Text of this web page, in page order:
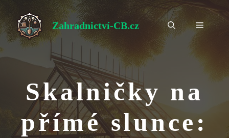
na
obsah
Zahradnictví-CB.cz Menu
Skalničky na
přímé slunce: